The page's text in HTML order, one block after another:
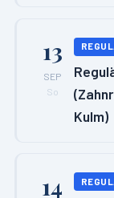
13
SEP
So
Kulm)
14